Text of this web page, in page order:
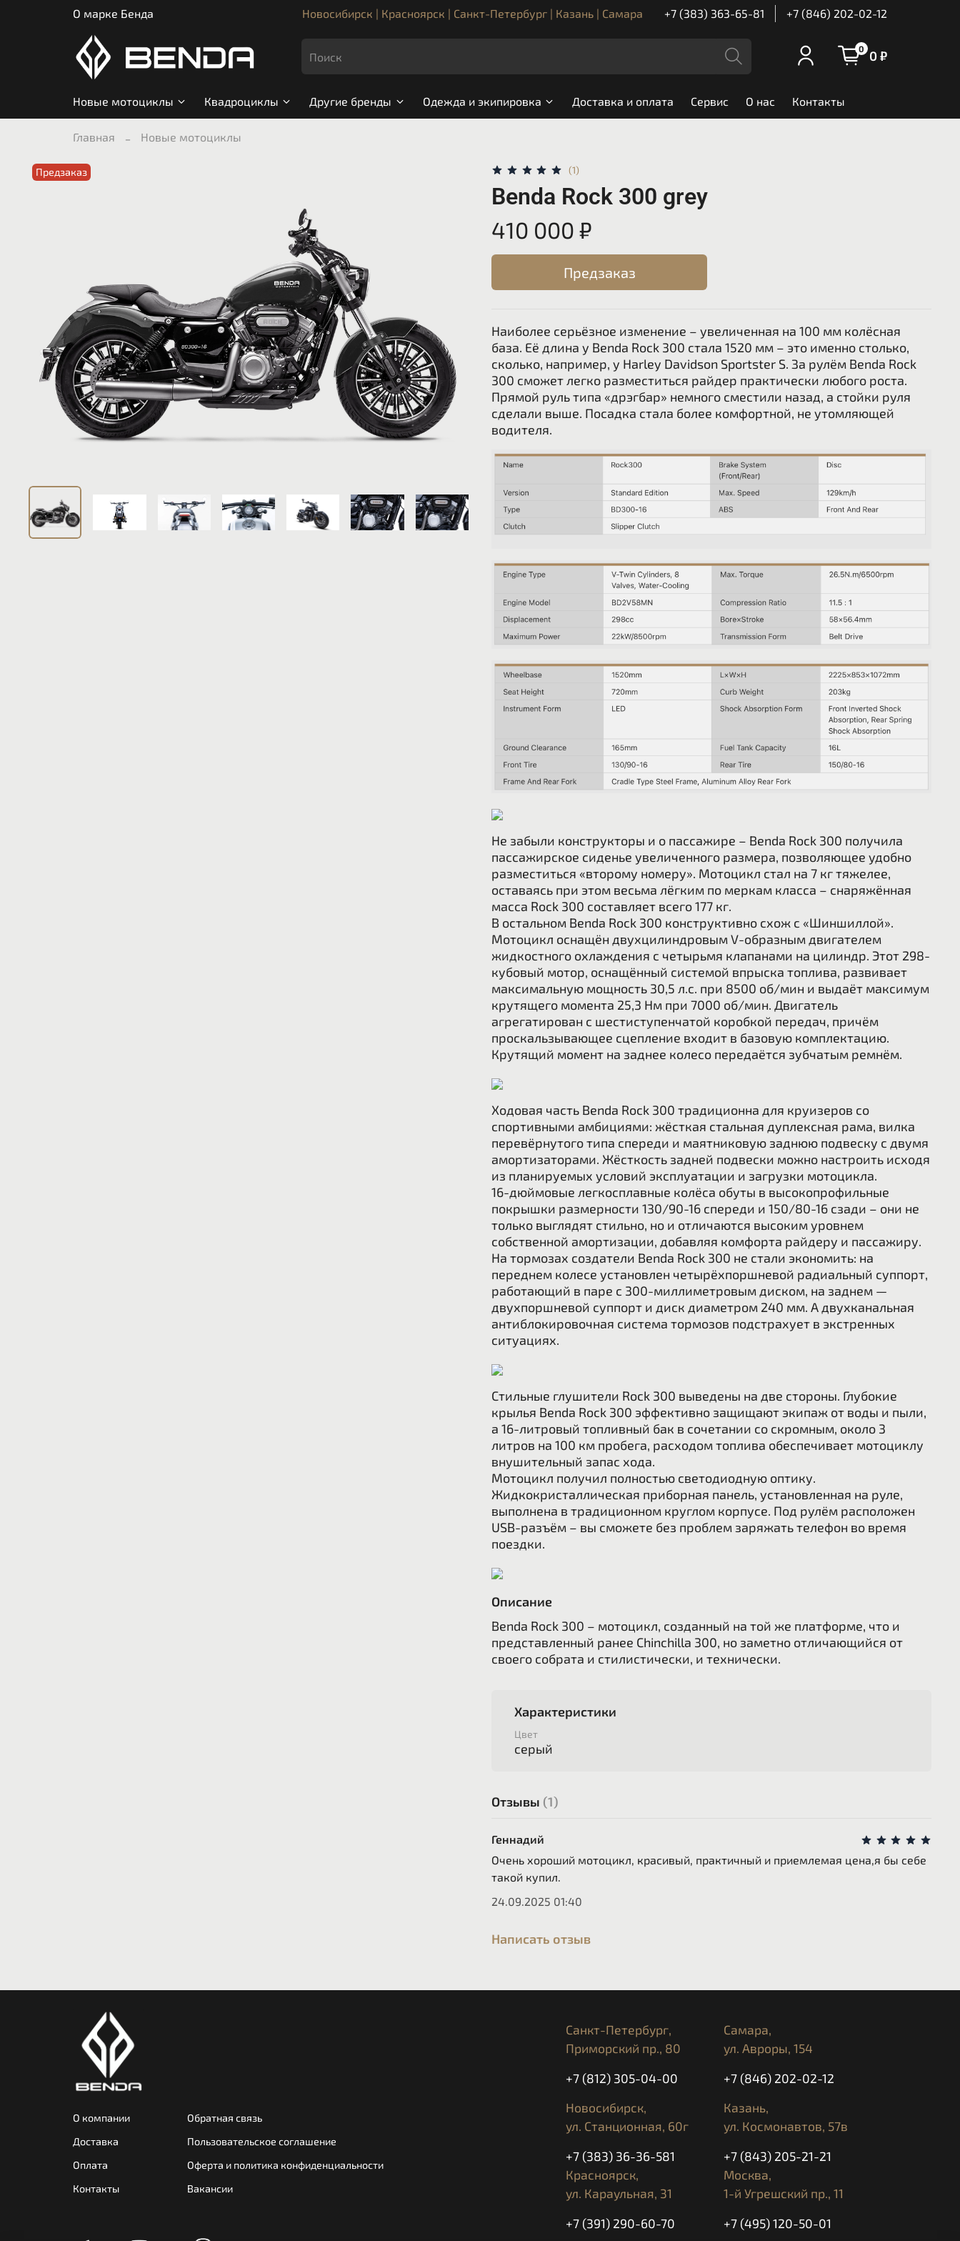
О марке Бенда Новосибирск | Красноярск | Санкт-Петербург | Казань | Самара +7 (383) 363-65-81 +7 (846) 202-02-12
0 0 ₽
Новые мотоциклы Квадроциклы Другие бренды Одежда и экипировка Доставка и оплата Сервис О нас Контакты
Главная Новые мотоциклы
Предзаказ (1)
Benda Rock 300 grey
410 000 ₽
Предзаказ
Наиболее серьёзное изменение – увеличенная на 100 мм колёсная
база. Её длина у Benda Rock 300 стала 1520 мм – это именно столько,
сколько, например, у Harley Davidson Sportster S. За рулём Benda Rock
300 сможет легко разместиться райдер практически любого роста.
Прямой руль типа «дрэгбар» немного сместили назад, а стойки руля
сделали выше. Посадка стала более комфортной, не утомляющей
водителя.
Не забыли конструкторы и о пассажире – Benda Rock 300 получила
пассажирское сиденье увеличенного размера, позволяющее удобно
разместиться «второму номеру». Мотоцикл стал на 7 кг тяжелее,
оставаясь при этом весьма лёгким по меркам класса – снаряжённая
масса Rock 300 составляет всего 177 кг.
В остальном Benda Rock 300 конструктивно схож с «Шиншиллой».
Мотоцикл оснащён двухцилиндровым V-образным двигателем
жидкостного охлаждения с четырьмя клапанами на цилиндр. Этот 298-
кубовый мотор, оснащённый системой впрыска топлива, развивает
максимальную мощность 30,5 л.с. при 8500 об/мин и выдаёт максимум
крутящего момента 25,3 Нм при 7000 об/мин. Двигатель
агрегатирован с шестиступенчатой коробкой передач, причём
проскальзывающее сцепление входит в базовую комплектацию.
Крутящий момент на заднее колесо передаётся зубчатым ремнём.
Ходовая часть Benda Rock 300 традиционна для круизеров со
спортивными амбициями: жёсткая стальная дуплексная рама, вилка
перевёрнутого типа спереди и маятниковую заднюю подвеску с двумя
амортизаторами. Жёсткость задней подвески можно настроить исходя
из планируемых условий эксплуатации и загрузки мотоцикла.
16-дюймовые легкосплавные колёса обуты в высокопрофильные
покрышки размерности 130/90-16 спереди и 150/80-16 сзади – они не
только выглядят стильно, но и отличаются высоким уровнем
собственной амортизации, добавляя комфорта райдеру и пассажиру.
На тормозах создатели Benda Rock 300 не стали экономить: на
переднем колесе установлен четырёхпоршневой радиальный суппорт,
работающий в паре с 300-миллиметровым диском, на заднем —
двухпоршневой суппорт и диск диаметром 240 мм. А двухканальная
антиблокировочная система тормозов подстрахует в экстренных
ситуациях.
Стильные глушители Rock 300 выведены на две стороны. Глубокие
крылья Benda Rock 300 эффективно защищают экипаж от воды и пыли,
а 16-литровый топливный бак в сочетании со скромным, около 3
литров на 100 км пробега, расходом топлива обеспечивает мотоциклу
внушительный запас хода.
Мотоцикл получил полностью светодиодную оптику.
Жидкокристаллическая приборная панель, установленная на руле,
выполнена в традиционном круглом корпусе. Под рулём расположен
USB-разъём – вы сможете без проблем заряжать телефон во время
поездки.
Описание
Benda Rock 300 – мотоцикл, созданный на той же платформе, что и
представленный ранее Chinchilla 300, но заметно отличающийся от
своего собрата и стилистически, и технически.
Характеристики
Цвет
серый
Отзывы (1)
Геннадий
Очень хороший мотоцикл, красивый, практичный и приемлемая цена,я бы себе
такой купил.
24.09.2025 01:40
Написать отзыв
О компании
Доставка
Оплата
Контакты
Обратная связь
Пользовательское соглашение
Оферта и политика конфиденциальности
Вакансии
Санкт-Петербург,
Приморский пр., 80
+7 (812) 305-04-00
Самара,
ул. Авроры, 154
+7 (846) 202-02-12
Новосибирск,
ул. Станционная, 60г
+7 (383) 36-36-581
Казань,
ул. Космонавтов, 57в
+7 (843) 205-21-21
Красноярск,
ул. Караульная, 31
+7 (391) 290-60-70
Москва,
1-й Угрешский пр., 11
+7 (495) 120-50-01